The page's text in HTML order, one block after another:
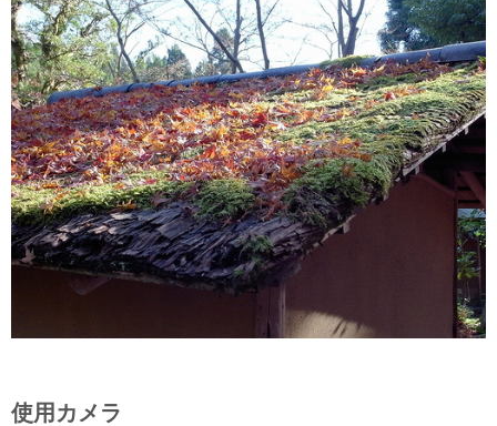
使用カメラ